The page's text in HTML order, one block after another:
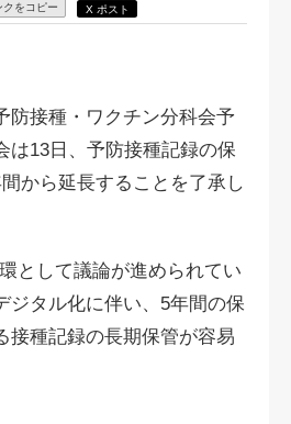
クをコピー X ポスト
接種・ワクチン分科会予
は13日、予防接種記録の保
から延長することを了承し
として議論が進められてい
ジタル化に伴い、5年間の保
接種記録の長期保管が容易